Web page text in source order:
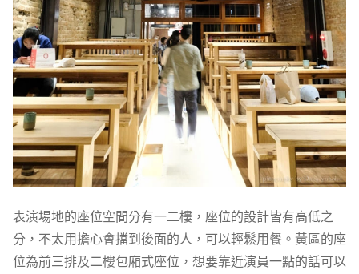
表演場地的座位空間分有一二樓，座位的設計皆有高低之
分，不太用擔心會擋到後面的人，可以輕鬆用餐。黃區的座
位為前三排及二樓包廂式座位，想要靠近演員一點的話可以